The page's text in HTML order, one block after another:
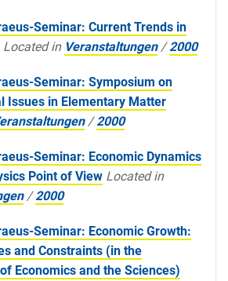
Seminar: Current Trends in
Located in Veranstaltungen /2000
Seminar: Symposium on
Issues in Elementary Matter
/2000
Seminar: Economic Dynamics
Point of View Located in
/2000
Seminar: Economic Growth:
and Constraints (in the
Economics and the Sciences)